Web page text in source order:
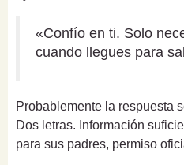
«Confío en ti. Solo
cuando llegues para
Probablemente la respuesta
Dos letras. Información
para sus padres, permiso